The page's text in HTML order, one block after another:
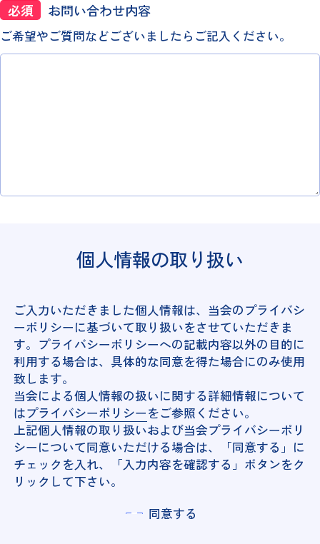
必須 お問い合わせ内容
ご希望やご質問などございましたらご記入ください。
個人情報の取り扱い
ご入力いただきました個人情報は、当会のプライバシ
ーポリシーに基づいて取り扱いをさせていただきま
す。プライバシーポリシーへの記載内容以外の目的に
利用する場合は、具体的な同意を得た場合にのみ使用
致します。
当会による個人情報の扱いに関する詳細情報について
はプライバシーポリシーをご参照ください。
上記個人情報の取り扱いおよび当会プライバシーポリ
シーについて同意いただける場合は、「同意する」に
チェックを入れ、「入力内容を確認する」ボタンをク
リックして下さい。
同意する